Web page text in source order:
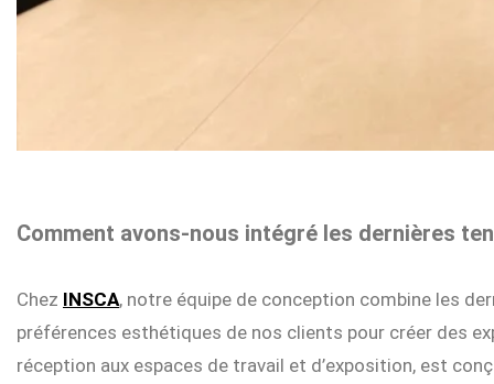
Comment avons-nous intégré les dernières
Chez INSCA, notre équipe de conception combine les
préférences esthétiques de nos clients pour créer des
réception aux espaces de travail et d’exposition, est